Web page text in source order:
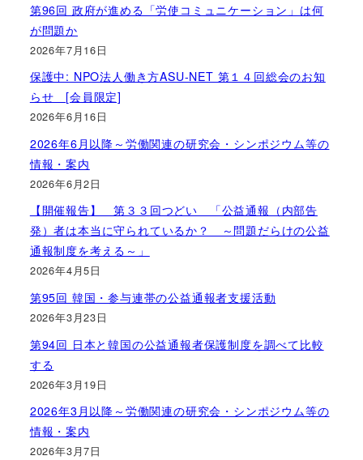
第96回 政府が進める「労使コミュニケーション」は何
が問題か
2026年7月16日
保護中: NPO法人働き方ASU-NET 第１４回総会のお知
らせ [会員限定]
2026年6月16日
2026年6月以降～労働関連の研究会・シンポジウム等の
情報・案内
2026年6月2日
【開催報告】 第３３回つどい 「公益通報（内部告
発）者は本当に守られているか？ ～問題だらけの公益
通報制度を考える～」
2026年4月5日
第95回 韓国・参与連帯の公益通報者支援活動
2026年3月23日
第94回 日本と韓国の公益通報者保護制度を調べて比較
する
2026年3月19日
2026年3月以降～労働関連の研究会・シンポジウム等の
情報・案内
2026年3月7日